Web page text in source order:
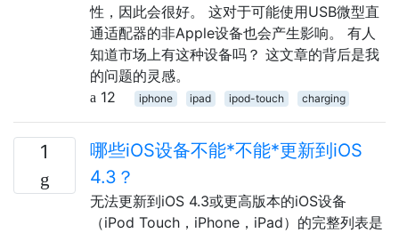
性，因此会很好。 这对于可能使用USB微型直
通适配器的非Apple设备也会产生影响。 有人
知道市场上有这种设备吗？ 这文章的背后是我
的问题的灵感。
12
iphone ipad ipod-touch charging
1
哪些iOS设备不能*不能*更新到iOS
4.3？
无法更新到iOS 4.3或更高版本的iOS设备
（iPod Touch，iPhone，iPad）的完整列表是